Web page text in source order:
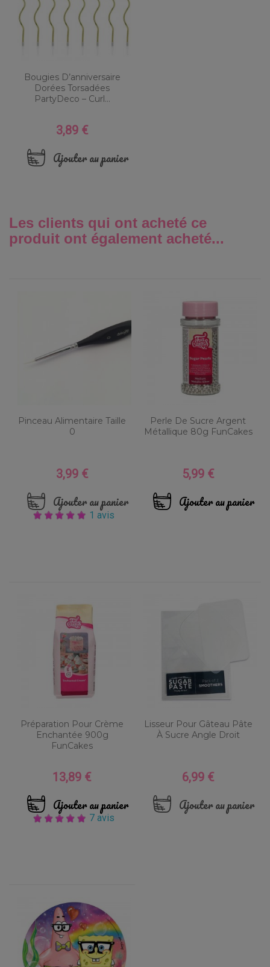
Bougies D’anniversaire
Dorées Torsadées
PartyDeco – Curl...
Prix
3,89 €
Ajouter au panier
Les clients qui ont acheté ce
produit ont également acheté...
Pinceau Alimentaire Taille
0
Prix
3,99 €
Ajouter au panier
1 avis
Perle De Sucre Argent
Métallique 80g FunCakes
Prix
5,99 €
Ajouter au panier
Préparation Pour Crème
Enchantée 900g
FunCakes
Prix
13,89 €
Ajouter au panier
7 avis
Lisseur Pour Gâteau Pâte
À Sucre Angle Droit
Prix
6,99 €
Ajouter au panier